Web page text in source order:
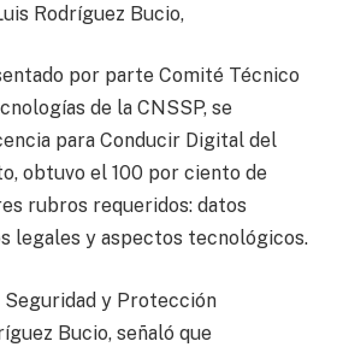
Rodríguez Bucio,
por parte Comité Técnico
de la CNSSP, se
para Conducir Digital del
obtuvo el 100 por ciento de
rubros requeridos: datos
legales y aspectos tecnológicos.
y Protección
Bucio, señaló que